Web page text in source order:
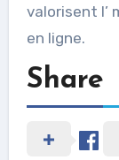
valorisent l’
en ligne.
Share